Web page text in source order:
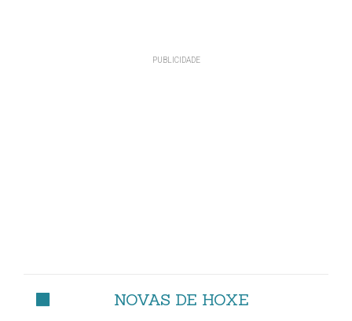
NOVAS DE HOXE